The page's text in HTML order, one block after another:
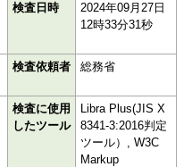
検査日時
2024年09月27日
12時33分31秒
検査依頼者 総務省
検査に使用
したツール
Libra Plus(JIS X
8341-3:2016判定
ツール）, W3C
Markup